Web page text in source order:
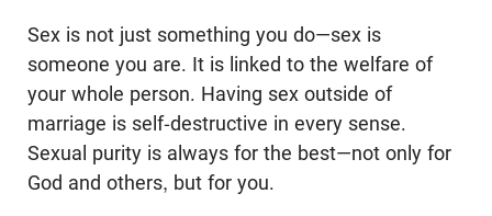
Sex is not just something you do—sex is
someone you are. It is linked to the welfare of
your whole person. Having sex outside of
marriage is self-destructive in every sense.
Sexual purity is always for the best—not only for
God and others, but for you.